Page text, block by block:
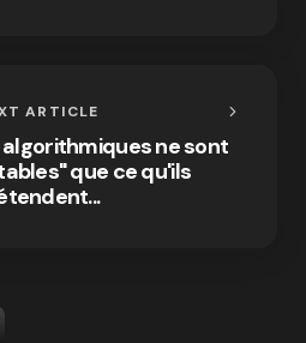
ARTICLE
ne sont
que ce qu'ils